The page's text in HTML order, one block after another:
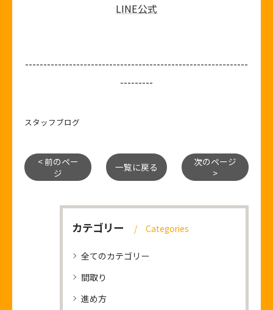
LINE公式
-------------------------------------------------------------
---------
スタッフブログ
< 前のペー
ジ
一覧に戻る
次のページ
>
カテゴリー Categories
全てのカテゴリー
間取り
進め方